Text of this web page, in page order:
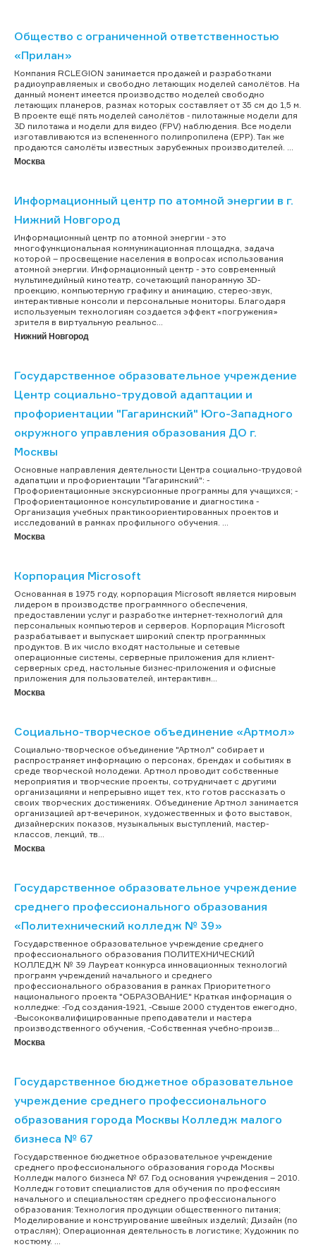
Общество с ограниченной ответственностью
«Прилан»
Компания RCLEGION занимается продажей и разработками
радиоуправляемых и свободно летающих моделей самолётов. На
данный момент имеется производство моделей свободно
летающих планеров, размах которых составляет от 35 см до 1,5 м.
В проекте ещё пять моделей самолётов - пилотажные модели для
3D пилотажа и модели для видео (FPV) наблюдения. Все модели
изготавливаются из вспененного полипропилена (EPP). Так же
продаются самолёты известных зарубежных производителей. ...
Москва
Информационный центр по атомной энергии в г.
Нижний Новгород
Информационный центр по атомной энергии - это
многофункциональная коммуникационная площадка, задача
которой – просвещение населения в вопросах использования
атомной энергии. Информационный центр - это современный
мультимедийный кинотеатр, сочетающий панорамную 3D-
проекцию, компьютерную графику и анимацию, стерео-звук,
интерактивные консоли и персональные мониторы. Благодаря
используемым технологиям создается эффект «погружения»
зрителя в виртуальную реальнос...
Нижний Новгород
Государственное образовательное учреждение
Центр социально-трудовой адаптации и
профориентации "Гагаринский" Юго-Западного
окружного управления образования ДО г.
Москвы
Основные направления деятельности Центра социально-трудовой
адапатции и профориентации "Гагаринский": -
Профориентационные экскурсионные программы для учащихся; -
Профориентационное консультирование и диагностика -
Организация учебных практикоориентированных проектов и
исследований в рамках профильного обучения. ...
Москва
Корпорация Microsoft
Основанная в 1975 году, корпорация Microsoft является мировым
лидером в производстве программного обеспечения,
предоставлении услуг и разработке интернет-технологий для
персональных компьютеров и серверов. Корпорация Microsoft
разрабатывает и выпускает широкий спектр программных
продуктов. В их число входят настольные и сетевые
операционные системы, серверные приложения для клиент-
серверных сред, настольные бизнес-приложения и офисные
приложения для пользователей, интерактивн...
Москва
Социально-творческое объединение «Артмол»
Социально-творческое объединение "Артмол" собирает и
распространяет информацию о персонах, брендах и событиях в
среде творческой молодежи. Артмол проводит собственные
мероприятия и творческие проекты, сотрудничает с другими
организациями и непрерывно ищет тех, кто готов рассказать о
своих творческих достижениях. Объединение Артмол занимается
организацией арт-вечеринок, художественных и фото выставок,
дизайнерских показов, музыкальных выступлений, мастер-
классов, лекций, тв...
Москва
Государственное образовательное учреждение
среднего профессионального образования
«Политехнический колледж № 39»
Государственное образовательное учреждение среднего
профессионального образования ПОЛИТЕХНИЧЕСКИЙ
КОЛЛЕДЖ № 39 Лауреат конкурса инновационных технологий
программ учреждений начального и среднего
профессионального образования в рамках Приоритетного
национального проекта "ОБРАЗОВАНИЕ" Краткая информация о
колледже: -Год создания-1921, -Свыше 2000 студентов ежегодно,
-Высококвалифицированные преподаватели и мастера
производственного обучения, -Собственная учебно-произв...
Москва
Государственное бюджетное образовательное
учреждение среднего профессионального
образования города Москвы Колледж малого
бизнеса № 67
Государственное бюджетное образовательное учреждение
среднего профессионального образования города Москвы
Колледж малого бизнеса № 67. Год основания учреждения – 2010.
Колледж готовит специалистов для обучения по профессиям
начального и специальностям среднего профессионального
образования: Технология продукции общественного питания;
Моделирование и конструирование швейных изделий; Дизайн (по
отраслям); Операционная деятельность в логистике; Художник по
костюму. ...